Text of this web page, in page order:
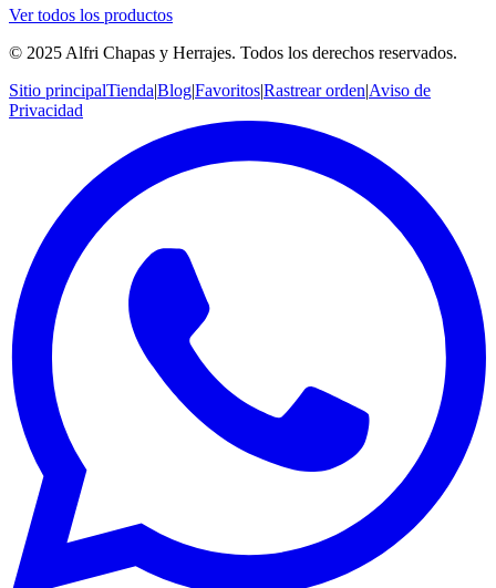
Ver todos los productos
© 2025 Alfri Chapas y Herrajes. Todos los derechos reservados.
Sitio principalTienda|Blog|Favoritos|Rastrear orden|Aviso de
Privacidad